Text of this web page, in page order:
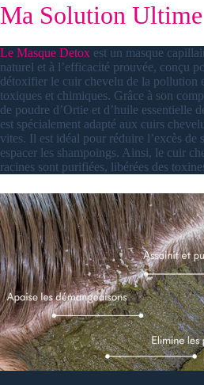
Ma Solution Ultime
Le Masque Detox est un masque
naturel et à l’efficacité prouvée, conçu
détoxifier le cuir chevelu de la pollution
toxiques et chimiques. Grâce à son
de poudre d’Ortie et d’huile essentielle
est spécialement adapté aux cuirs
vites. Il est idéal pour réduire l’excès de
espacer les shampoings. Ainsi, le cuir
racines sont purifiées, libérées des